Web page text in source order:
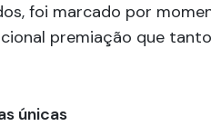
foi marcado por
premiação que
únicas